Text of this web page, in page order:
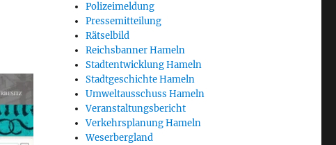
Polizeimeldung
Pressemitteilung
Rätselbild
Reichsbanner Hameln
Stadtentwicklung Hameln
Stadtgeschichte Hameln
Umweltausschuss Hameln
Veranstaltungsbericht
Verkehrsplanung Hameln
Weserbergland